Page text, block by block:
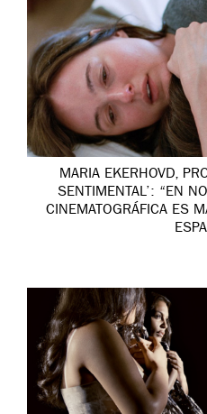
MARIA EKERHOVD,
SENTIMENTAL’: “EN
CINEMATOGRÁFICA ES